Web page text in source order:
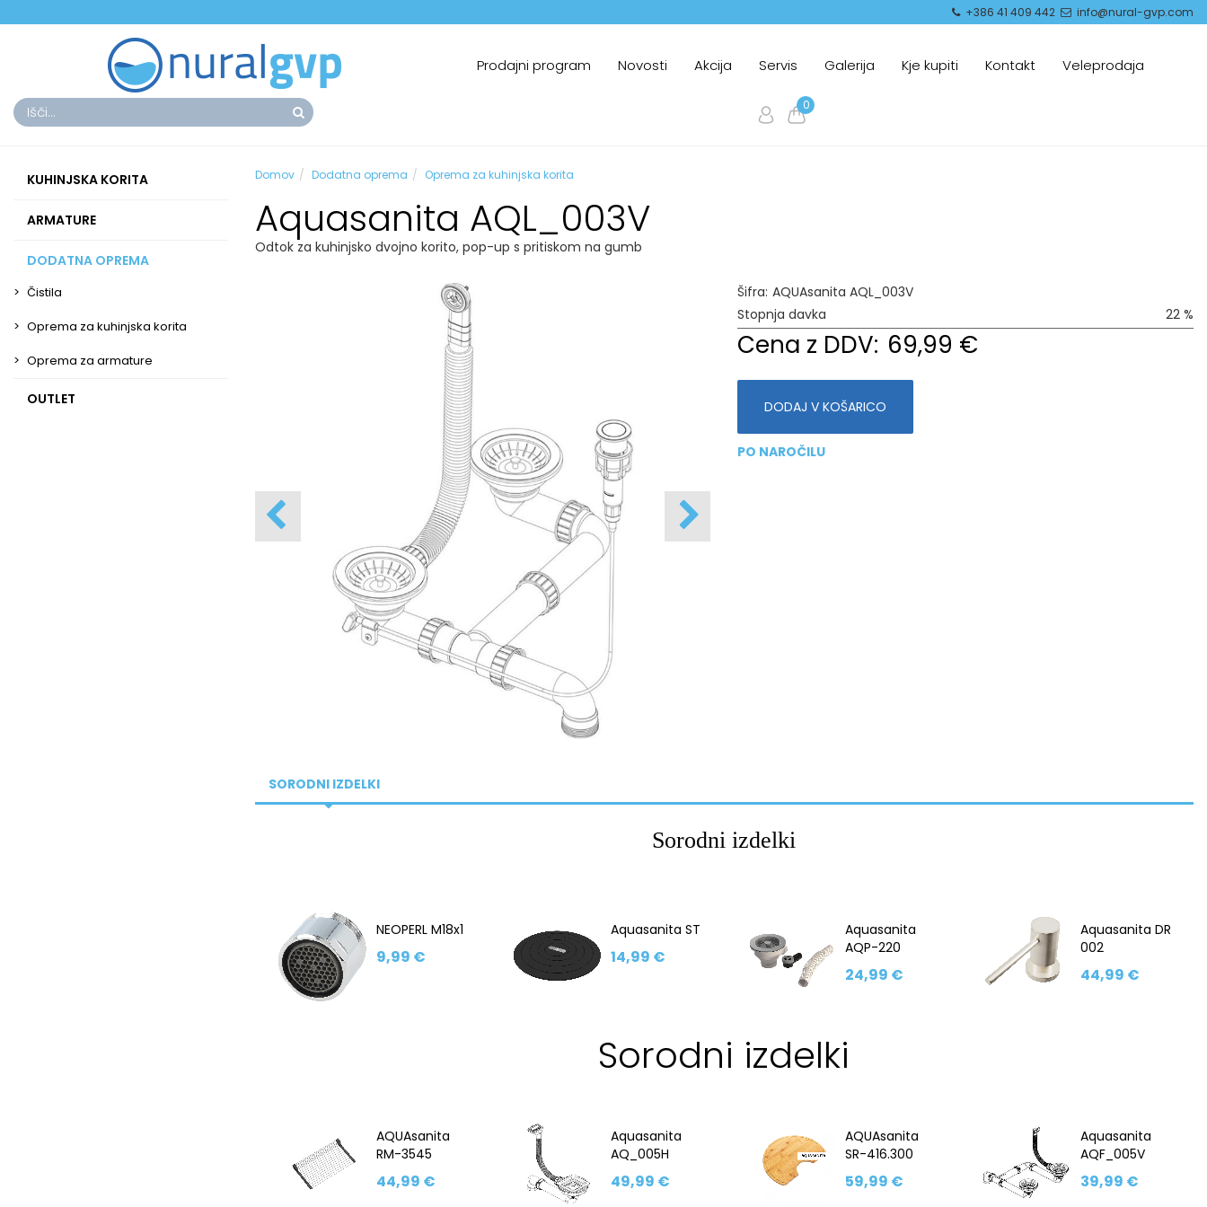
+386 41 409 442 info@nural-gvp.com
Prodajni program Novosti Akcija Servis Galerija Kje kupiti Kontakt Veleprodaja
0
KUHINJSKA KORITA
ARMATURE
DODATNA OPREMA
Čistila
Oprema za kuhinjska korita
Oprema za armature
OUTLET
Domov Dodatna oprema Oprema za kuhinjska korita
Aquasanita AQL_003V
Odtok za kuhinjsko dvojno korito, pop-up s pritiskom na gumb
Šifra: AQUAsanita AQL_003V
Stopnja davka
22 %
Cena z DDV: 69,99 €
DODAJ V KOŠARICO
PO NAROČILU
SORODNI IZDELKI
Sorodni izdelki
NEOPERL M18x1
9,99 €
Aquasanita ST
14,99 €
Aquasanita
AQP-220
24,99 €
Aquasanita DR
002
44,99 €
Sorodni izdelki
AQUAsanita
RM-3545
44,99 €
Aquasanita
AQ_005H
49,99 €
AQUAsanita
SR-416.300
59,99 €
Aquasanita
AQF_005V
39,99 €